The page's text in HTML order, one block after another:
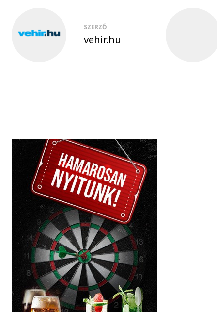
SZERZŐ
vehir.hu